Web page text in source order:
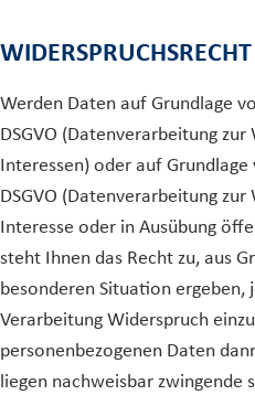
Werden Daten auf Grundlage
DSGVO (Datenverarbeitung
Interessen) oder auf Grundlage
DSGVO (Datenverarbeitung
Interesse oder in Ausübung
steht Ihnen das Recht zu, aus
besonderen Situation ergeben,
Verarbeitung Widerspruch
personenbezogenen Daten
liegen nachweisbar zwingende